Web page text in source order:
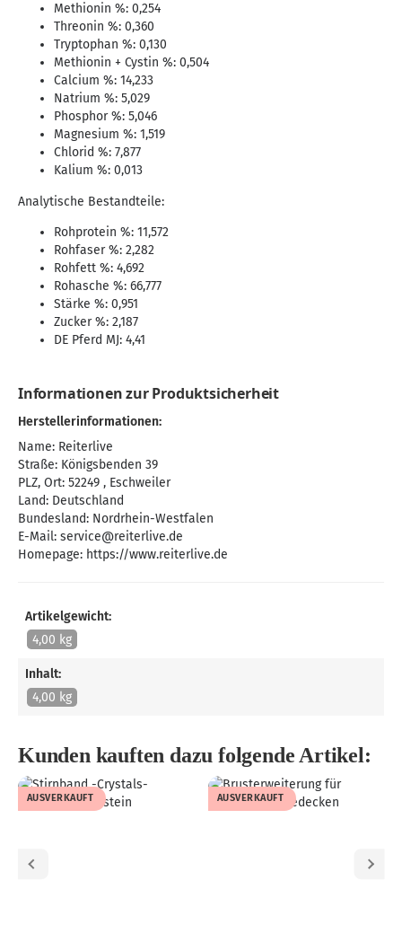
Methionin %: 0,254
Threonin %: 0,360
Tryptophan %: 0,130
Methionin + Cystin %: 0,504
Calcium %: 14,233
Natrium %: 5,029
Phosphor %: 5,046
Magnesium %: 1,519
Chlorid %: 7,877
Kalium %: 0,013
Analytische Bestandteile:
Rohprotein %: 11,572
Rohfaser %: 2,282
Rohfett %: 4,692
Rohasche %: 66,777
Stärke %: 0,951
Zucker %: 2,187
DE Pferd MJ: 4,41
Informationen zur Produktsicherheit
Herstellerinformationen:
Name: Reiterlive
Straße: Königsbenden 39
PLZ, Ort: 52249 , Eschweiler
Land: Deutschland
Bundesland: Nordrhein-Westfalen
E-Mail: service@reiterlive.de
Homepage: https://www.reiterlive.de
Artikelgewicht:
4,00 kg
Inhalt:
4,00 kg
Kunden kauften dazu folgende Artikel:
AUSVERKAUFT AUSVERKAUFT